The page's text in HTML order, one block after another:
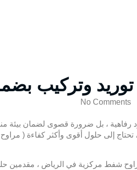
وتركيب
No Comments
رفاهية ، بل ضرورة قصوى لضمان بيئة
إلى حلول أقوى وأكثر كفاءة (
مراوح شفط مركزية في الرياض ،